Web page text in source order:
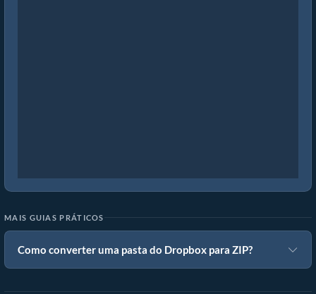
MAIS GUIAS PRÁTICOS
Como converter uma pasta do Dropbox para ZIP?